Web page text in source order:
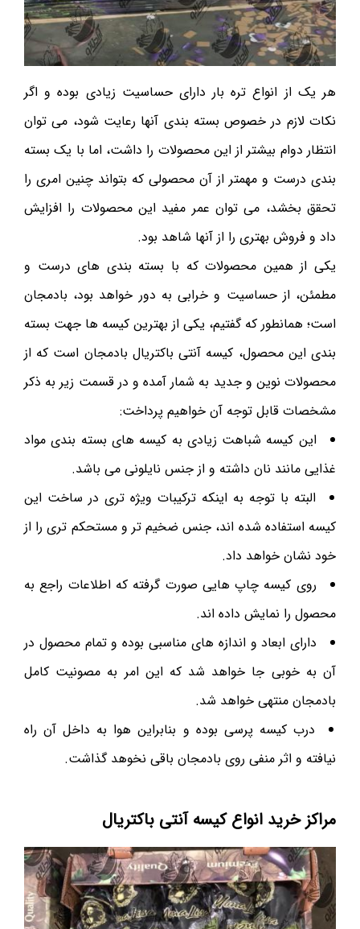
هر یک از انواع تره بار دارای حساسیت زیادی بوده و اگر
نکات لازم در خصوص بسته بندی آنها رعایت شود، می توان
انتظار دوام بیشتر از این محصولات را داشت، اما با یک بسته
بندی درست و مهمتر از آن محصولی که بتواند چنین امری را
تحقق بخشد، می توان عمر مفید این محصولات را افزایش
داد و فروش بهتری را از آنها شاهد بود.
یکی از همین محصولات که با بسته بندی های درست و
مطمئن، از حساسیت و خرابی به دور خواهد بود، بادمجان
است؛ همانطور که گفتیم، یکی از بهترین کیسه ها جهت بسته
بندی این محصول، کیسه آنتی باکتریال بادمجان است که از
محصولات نوین و جدید به شمار آمده و در قسمت زیر به ذکر
مشخصات قابل توجه آن خواهیم پرداخت:
این کیسه شباهت زیادی به کیسه های بسته بندی مواد
غذایی مانند نان داشته و از جنس نایلونی می باشد.
البته با توجه به اینکه ترکیبات ویژه تری در ساخت این
کیسه استفاده شده اند، جنس ضخیم تر و مستحکم تری را از
خود نشان خواهد داد.
روی کیسه چاپ هایی صورت گرفته که اطلاعات راجع به
محصول را نمایش داده اند.
دارای ابعاد و اندازه های مناسبی بوده و تمام محصول در
آن به خوبی جا خواهد شد که این امر به مصونیت کامل
بادمجان منتهی خواهد شد.
درب کیسه پرسی بوده و بنابراین هوا به داخل آن راه
نیافته و اثر منفی روی بادمجان باقی نخوهد گذاشت.
مراکز خرید انواع کیسه آنتی باکتریال